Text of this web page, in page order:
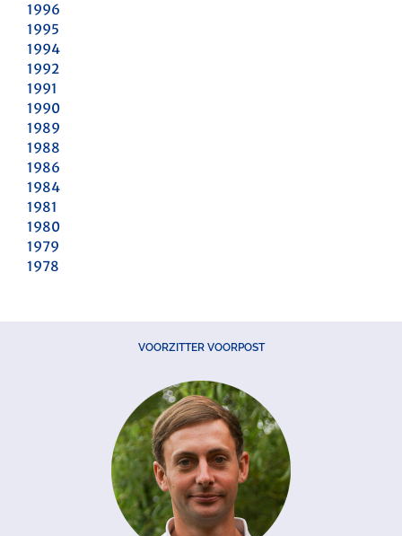
1996
1995
1994
1992
1991
1990
1989
1988
1986
1984
1981
1980
1979
1978
VOORZITTER VOORPOST